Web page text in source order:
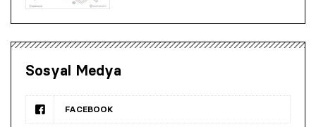
Sosyal Medya
FACEBOOK